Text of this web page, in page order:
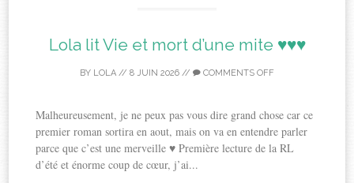
Lola lit Vie et mort d’une mite ♥♥♥
BY LOLA // 8 JUIN 2026 // COMMENTS OFF
Malheureusement, je ne peux pas vous dire grand chose car ce
premier roman sortira en aout, mais on va en entendre parler
parce que c’est une merveille ♥ Première lecture de la RL
d’été et énorme coup de cœur, j’ai...